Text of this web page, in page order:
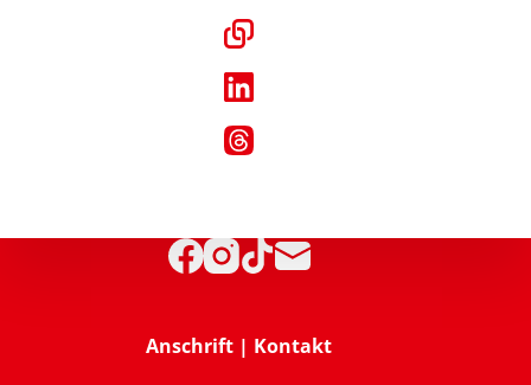
Anschrift | Kontakt